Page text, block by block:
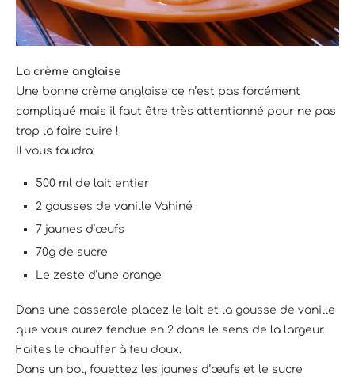
La crème anglaise
Une bonne crème anglaise ce n’est pas forcément
compliqué mais il faut être très attentionné pour ne pas
trop la faire cuire !
Il vous faudra:
500 ml de lait entier
2 gousses de vanille Vahiné
7 jaunes d’œufs
70g de sucre
Le zeste d’une orange
Dans une casserole placez le lait et la gousse de vanille
que vous aurez fendue en 2 dans le sens de la largeur.
Faites le chauffer à feu doux.
Dans un bol, fouettez les jaunes d’œufs et le sucre